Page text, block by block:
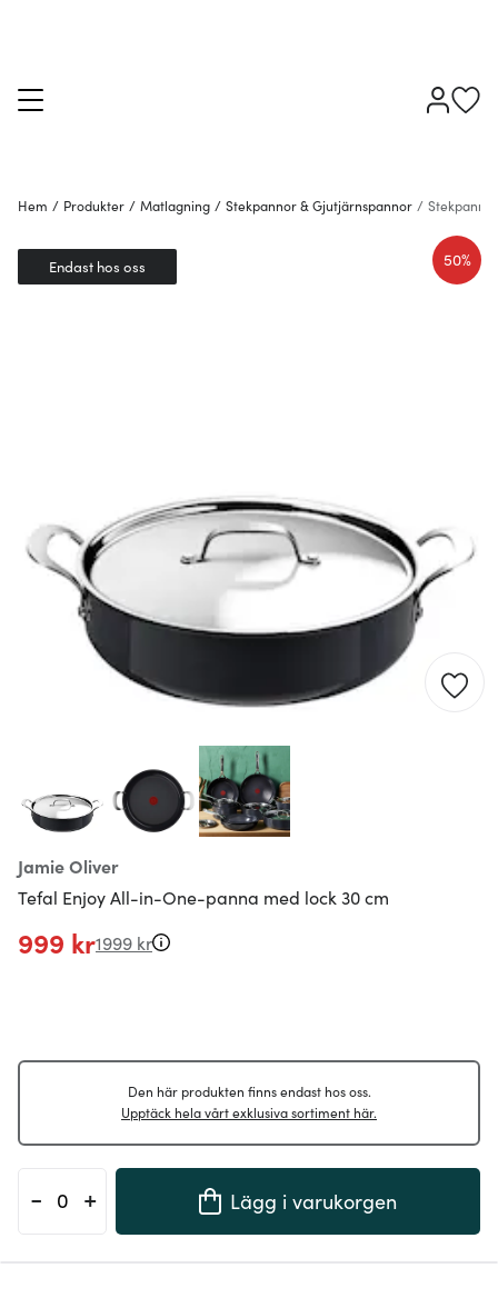
Hem / Produkter / Matlagning / Stekpannor & Gjutjärnspannor / Stekpannor
Jamie Oliver
Tefal Enjoy All-in-One-panna med lock 30 cm
50%
Endast hos oss
999 kr1999 kr
Den här produkten finns endast hos oss.
Upptäck hela vårt exklusiva sortiment här.
- + Lägg i varukorgen